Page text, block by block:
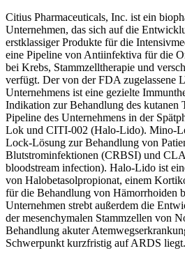
Citius Pharmaceuticals, Inc. ist ein
Unternehmen, das sich auf die
erstklassiger Produkte für die
eine Pipeline von Antiinfektiva für die
bei Krebs, Stammzelltherapie und
verfügt. Der von der FDA zugelassene
Unternehmens ist eine gezielte
Indikation zur Behandlung des
Pipeline des Unternehmens in der
Lok und CITI-002 (Halo-Lido). Mino-
Lock-Lösung zur Behandlung von
Blutstrominfektionen (CRBSI) und
bloodstream infection). Halo-Lido ist
von Halobetasolpropionat, einem
für die Behandlung von Hämorrhoiden
Unternehmen strebt außerdem die
der mesenchymalen Stammzellen von
Behandlung akuter
Schwerpunkt kurzfristig auf ARDS liegt.